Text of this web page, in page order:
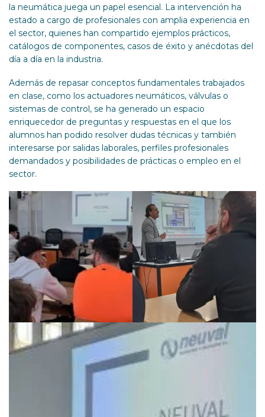
la neumática juega un papel esencial. La intervención ha
estado a cargo de profesionales con amplia experiencia en
el sector, quienes han compartido ejemplos prácticos,
catálogos de componentes, casos de éxito y anécdotas del
día a día en la industria.
Además de repasar conceptos fundamentales trabajados
en clase, como los actuadores neumáticos, válvulas o
sistemas de control, se ha generado un espacio
enriquecedor de preguntas y respuestas en el que los
alumnos han podido resolver dudas técnicas y también
interesarse por salidas laborales, perfiles profesionales
demandados y posibilidades de prácticas o empleo en el
sector.